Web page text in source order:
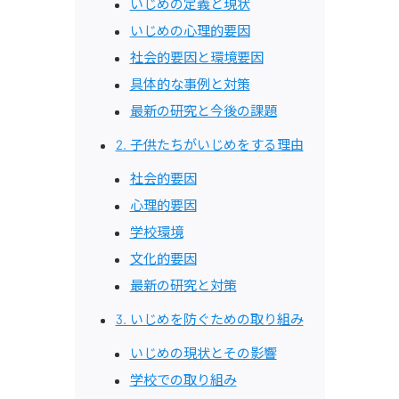
いじめの定義と現状
いじめの心理的要因
社会的要因と環境要因
具体的な事例と対策
最新の研究と今後の課題
2. 子供たちがいじめをする理由
社会的要因
心理的要因
学校環境
文化的要因
最新の研究と対策
3. いじめを防ぐための取り組み
いじめの現状とその影響
学校での取り組み